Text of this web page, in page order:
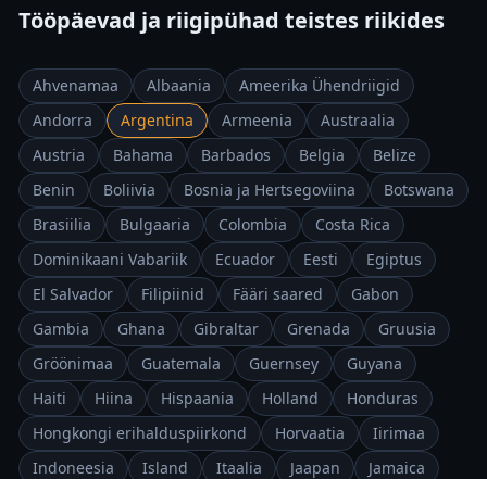
Tööpäevad ja riigipühad teistes riikides
Ahvenamaa Albaania
Ameerika Ühendriigid
Andorra
Argentina Armeenia
Austraalia
Austria
Bahama Barbados Belgia
Belize
Benin
Boliivia Bosnia ja Hertsegoviina
Botswana
Brasiilia
Bulgaaria Colombia
Costa Rica
Dominikaani Vabariik
Ecuador Eesti
Egiptus
El Salvador
Filipiinid Fääri saared
Gabon
Gambia
Ghana Gibraltar Grenada
Gruusia
Gröönimaa
Guatemala Guernsey
Guyana
Haiti
Hiina Hispaania Holland
Honduras
Hongkongi erihalduspiirkond
Horvaatia
Iirimaa
Indoneesia
Island Itaalia Jaapan
Jamaica